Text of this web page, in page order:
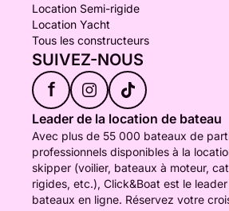
Location Semi-rigide
Location Yacht
Tous les constructeurs
SUIVEZ-NOUS
f
Leader de la location de bateau
Avec plus de 55 000 bateaux de
professionnels disponibles à la
skipper (voilier, bateaux à moteur,
rigides, etc.), Click&Boat est le
bateaux en ligne. Réservez votre